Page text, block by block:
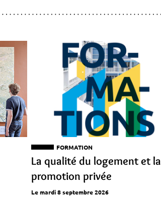
FORMATION
La qualité du logement et la
promotion privée
Le mardi 8 septembre 2026